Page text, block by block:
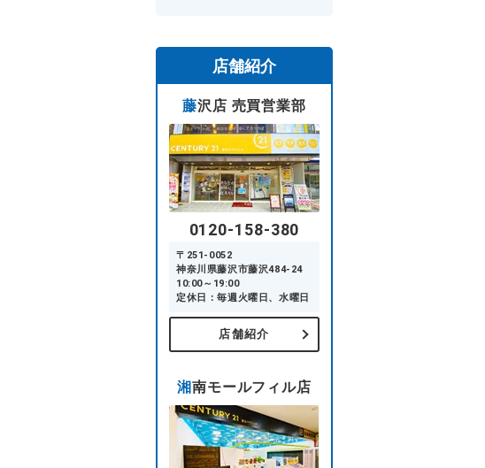
店舗紹介
藤沢店 売買営業部
0120-158-380
〒251-0052
神奈川県藤沢市藤沢484-24
10:00～19:00
定休日：毎週火曜日、水曜日
店舗紹介
湘南モールフィル店